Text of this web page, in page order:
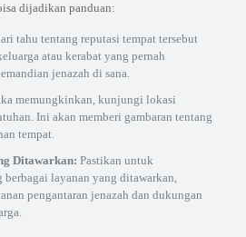
dijadikan panduan:
tahu tentang reputasi tempat tersebut
atau kerabat yang pernah
jenazah di sana.
memungkinkan, kunjungi lokasi
Ini akan memberi gambaran tentang
tempat.
Ditawarkan: Pastikan untuk
berbagai layanan yang ditawarkan,
pengantaran jenazah dan dukungan